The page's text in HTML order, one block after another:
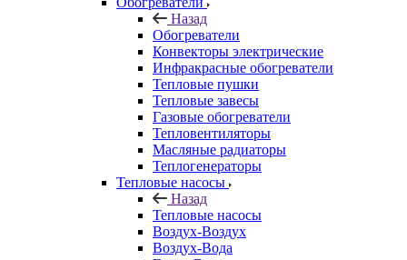
Назад
Обогреватели
Конвекторы электрические
Инфракрасные обогреватели
Тепловые пушки
Тепловые завесы
Газовые обогреватели
Тепловентиляторы
Масляные радиаторы
Теплогенераторы
Тепловые насосы
Назад
Тепловые насосы
Воздух-Воздух
Воздух-Вода